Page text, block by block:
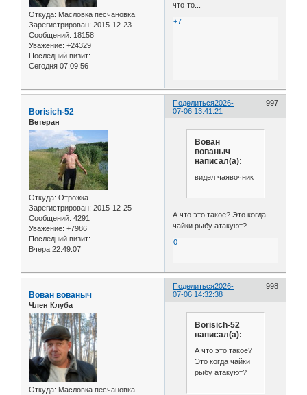
Откуда: Масловка песчановка
Зарегистрирован: 2015-12-23
Сообщений: 18158
Уважение: +24329
Последний визит:
Сегодня 07:09:56
что-то...
+7
Поделиться 997
2026-
07-06 13:41:21
Borisich-52
Ветеран
Откуда: Отрожка
Зарегистрирован: 2015-12-25
Сообщений: 4291
Уважение: +7986
Последний визит:
Вчера 22:49:07
Вован
вованыч
написал(а):
видел чаявочник
А что это такое? Это когда
чайки рыбу атакуют?
0
Поделиться 998
2026-
07-06 14:32:38
Вован вованыч
Член Клуба
Откуда: Масловка песчановка
Borisich-52
написал(а):
А что это такое?
Это когда чайки
рыбу атакуют?